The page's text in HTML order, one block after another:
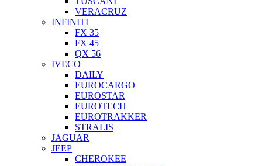
VERACRUZ
INFINITI
FX 35
FX 45
QX 56
IVECO
DAILY
EUROCARGO
EUROSTAR
EUROTECH
EUROTRAKKER
STRALIS
JAGUAR
JEEP
CHEROKEE